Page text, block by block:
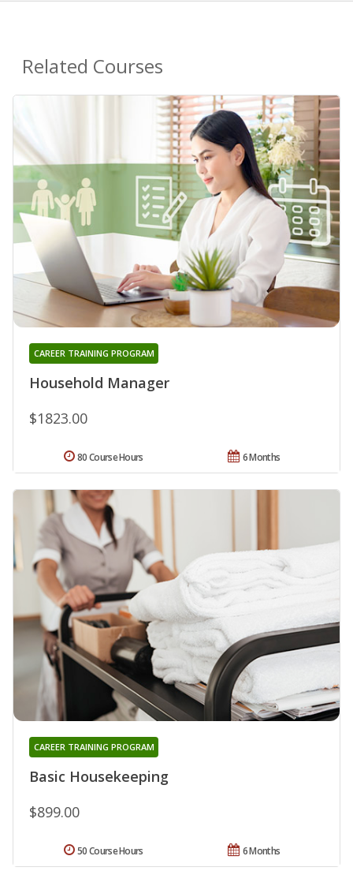
Related Courses
Household Manager
CAREER TRAINING PROGRAM
$1823.00
6 Months
80 Course Hours
Basic Housekeeping
CAREER TRAINING PROGRAM
$899.00
6 Months
50 Course Hours